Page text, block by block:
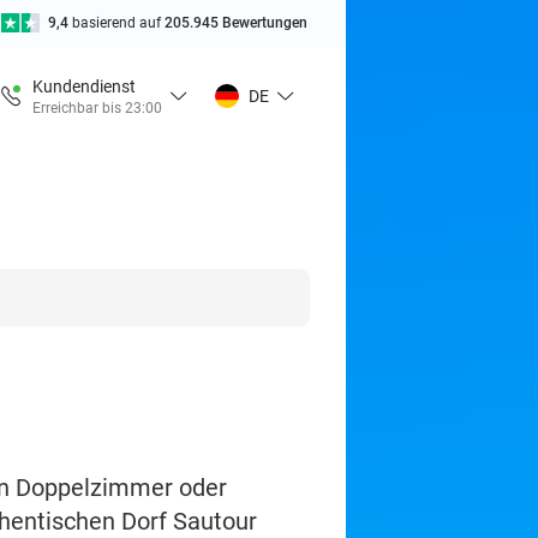
9,4 basierend auf205.945 Bewertungen
Kundendienst
Erreichbar bis 23:00
DE
Doppelzimmer oder
Dorf Sautour